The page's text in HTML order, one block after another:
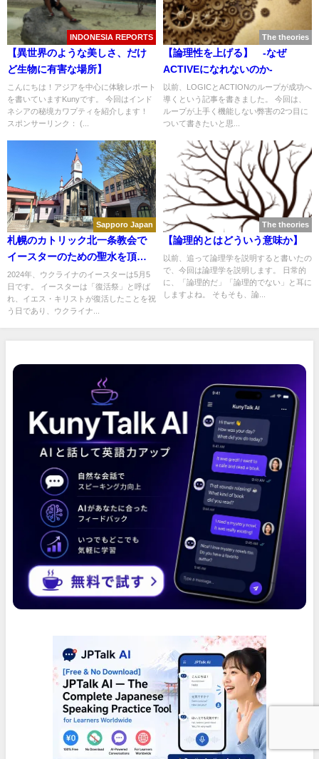
INDONESIA REPORTS
【異世界のような美しさ、だけ
ど生物に有害な場所】
こんにちは！アジアを中心に体験レポート
を書いていますKunyです。 今回はインド
ネシアの秘境カワプティを紹介します！
スポンサーリンク： (...
The theories
【論理性を上げる】 -なぜ
ACTIVEになれないのか-
以前、LOGICとACTIONのループが成功へ
導くという記事を書きました。 今回は、
ループが上手く機能しない弊害の2つ目に
ついて書きたいと思...
Sapporo Japan
札幌のカトリック北一条教会で
イースターのための聖水を頂き
ました
2024年、ウクライナのイースターは5月5
日です。 イースターは「復活祭」と呼ば
れ、イエス・キリストが復活したことを祝
う日であり、ウクライナ...
The theories
【論理的とはどういう意味か】
以前、追って論理学を説明すると書いたの
で、今回は論理学を説明します。 日常的
に、「論理的だ」「論理的でない」と耳に
しますよね。 そもそも、論...